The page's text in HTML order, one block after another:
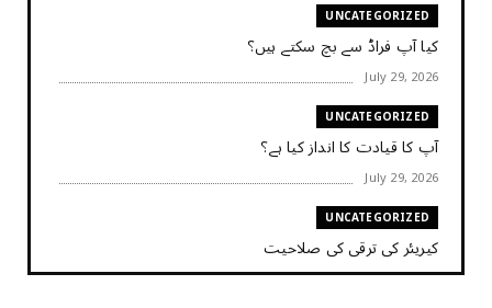
UNCATEGORIZED
کیا آپ فراڈ سے بچ سکتے ہیں؟
July 29, 2026
UNCATEGORIZED
آپ کا قیادت کا انداز کیا ہے؟
July 29, 2026
UNCATEGORIZED
کیریئر کی ترقی کی صلاحیت
July 29, 2026